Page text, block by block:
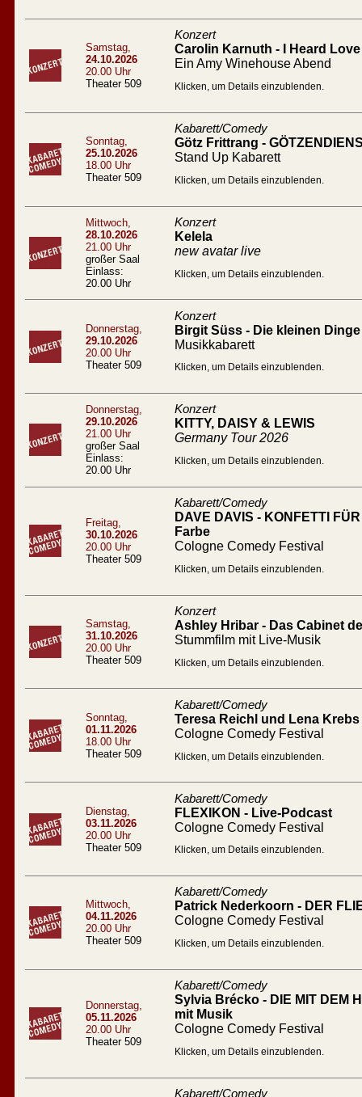
Samstag,
24.10.2026
20.00 Uhr
Theater 509
Konzert
Carolin Karnuth - I Heard
Ein Amy Winehouse Abend
Klicken, um Details einzublenden.
Sonntag,
25.10.2026
18.00 Uhr
Theater 509
Kabarett/Comedy
Götz Frittrang -
Stand Up Kabarett
Klicken, um Details einzublenden.
Mittwoch,
28.10.2026
21.00 Uhr
großer Saal
Einlass:
20.00 Uhr
Konzert
Kelela
new avatar live
Klicken, um Details einzublenden.
Donnerstag,
29.10.2026
20.00 Uhr
Theater 509
Konzert
Birgit Süss - Die kleinen Dinge
Musikkabarett
Klicken, um Details einzublenden.
Donnerstag,
29.10.2026
21.00 Uhr
großer Saal
Einlass:
20.00 Uhr
Konzert
KITTY, DAISY & LEWIS
Germany Tour 2026
Klicken, um Details einzublenden.
Freitag,
30.10.2026
20.00 Uhr
Theater 509
Kabarett/Comedy
DAVE DAVIS - KONFETTI
Farbe
Cologne Comedy Festival
Klicken, um Details einzublenden.
Samstag,
31.10.2026
20.00 Uhr
Theater 509
Konzert
Ashley Hribar - Das Cabinet
Stummfilm mit Live-Musik
Klicken, um Details einzublenden.
Sonntag,
01.11.2026
18.00 Uhr
Theater 509
Kabarett/Comedy
Teresa Reichl und Lena
Cologne Comedy Festival
Klicken, um Details einzublenden.
Dienstag,
03.11.2026
20.00 Uhr
Theater 509
Kabarett/Comedy
FLEXIKON - Live-Podcast
Cologne Comedy Festival
Klicken, um Details einzublenden.
Mittwoch,
04.11.2026
20.00 Uhr
Theater 509
Kabarett/Comedy
Patrick Nederkoorn - DER
Cologne Comedy Festival
Klicken, um Details einzublenden.
Donnerstag,
05.11.2026
20.00 Uhr
Theater 509
Kabarett/Comedy
Sylvia Brécko - DIE MIT DEM
mit Musik
Cologne Comedy Festival
Klicken, um Details einzublenden.
Kabarett/Comedy